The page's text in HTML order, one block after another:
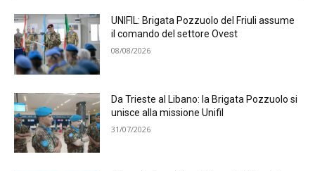
UNIFIL: Brigata Pozzuolo del Friuli assume
il comando del settore Ovest
08/08/2026
Da Trieste al Libano: la Brigata Pozzuolo si
unisce alla missione Unifil
31/07/2026